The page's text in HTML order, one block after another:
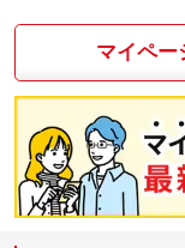
マイペー